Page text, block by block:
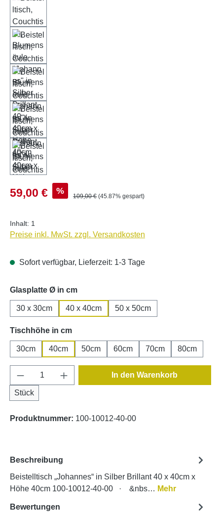
Verkaufspreis:
59,00 € % Regulärer Preis:
109,00 € (45.87% gespart)
Inhalt: 1
Preise inkl. MwSt. zzgl. Versandkosten
Sofort verfügbar, Lieferzeit: 1-3 Tage
Glasplatte Ø in cmauswählen
30 x 30cm 40 x 40cm 50 x 50cm
Tischhöhe in cmauswählen
30cm 40cm 50cm 60cm 70cm 80cm
Produkt Anzahl: Gib den gewünschten
Stück
In den Warenkorb
Produktnummer: 100-10012-40-00
Beschreibung
Beistelltisch „Johannes“ in Silber Brillant 40 x 40cm x
Höhe 40cm 100-10012-40-00 · &nbs… Mehr
Bewertungen